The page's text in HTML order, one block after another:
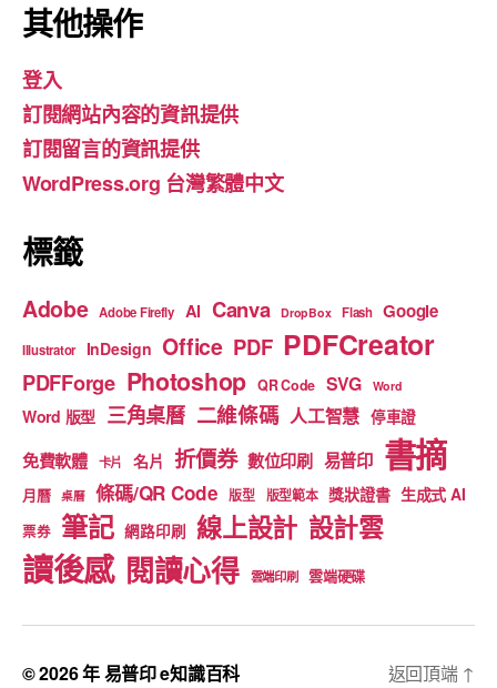
c
b
o
o
k
a
a
m
u
b
e
其他操作
登入
訂閱網站內容的資訊提供
訂閱留言的資訊提供
WordPress.org 台灣繁體中文
標籤
Adobe Adobe Firefly AI Canva DropBox Flash Google
Illustrator InDesign Office PDF PDFCreator
PDFForge Photoshop QR Code SVG Word
Word 版型 三角桌曆 二維條碼 人工智慧 停車證
免費軟體 卡片 名片 折價券 數位印刷 易普印 書摘
月曆 桌曆 條碼/QR Code 版型 版型範本 獎狀證書 生成式 AI
票券 筆記 網路印刷 線上設計 設計雲
讀後感 閱讀心得 雲端印刷 雲端硬碟
© 2026 年易普印 e知識百科 返回頂端 ↑